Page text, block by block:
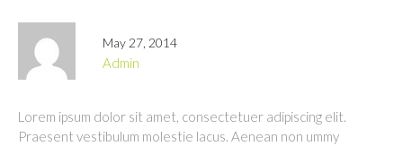
May 27, 2014
admin
Lorem ipsum dolor sit amet, consectetuer adipiscing elit.
Praesent vestibulum molestie lacus. Aenean non ummy